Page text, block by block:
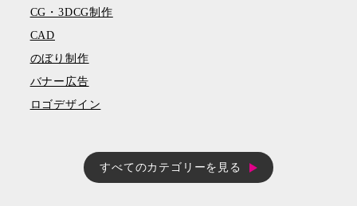
CG・3DCG制作
CAD
のぼり制作
バナー広告
ロゴデザイン
すべてのカテゴリーを見る